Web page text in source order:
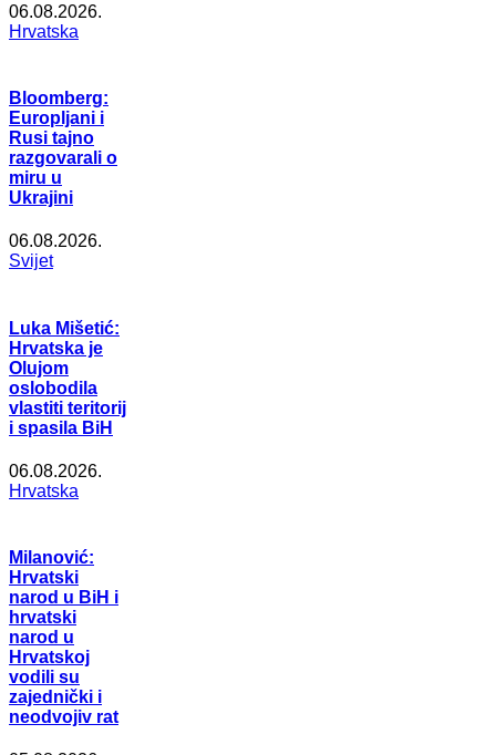
06.08.2026.
Hrvatska
Bloomberg:
Europljani i
Rusi tajno
razgovarali o
miru u
Ukrajini
06.08.2026.
Svijet
Luka Mišetić:
Hrvatska je
Olujom
oslobodila
vlastiti teritorij
i spasila BiH
06.08.2026.
Hrvatska
Milanović:
Hrvatski
narod u BiH i
hrvatski
narod u
Hrvatskoj
vodili su
zajednički i
neodvojiv rat